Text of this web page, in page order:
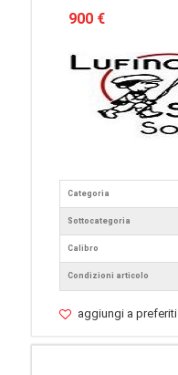
900 €
Categoria
Sottocategoria
Calibro
Condizioni articolo
aggiungi a preferiti